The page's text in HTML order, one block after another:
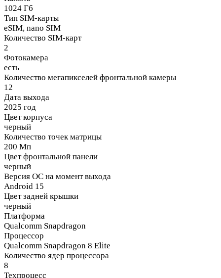
1024 Гб
Тип SIM-карты
eSIM, nano SIM
Количество SIM-карт
2
Фотокамера
есть
Количество мегапикселей фронтальной камеры
12
Дата выхода
2025 год
Цвет корпуса
черный
Количество точек матрицы
200 Мп
Цвет фронтальной панели
черный
Версия ОС на момент выхода
Android 15
Цвет задней крышки
черный
Платформа
Qualcomm Snapdragon
Процессор
Qualcomm Snapdragon 8 Elite
Количество ядер процессора
8
Техпроцесс